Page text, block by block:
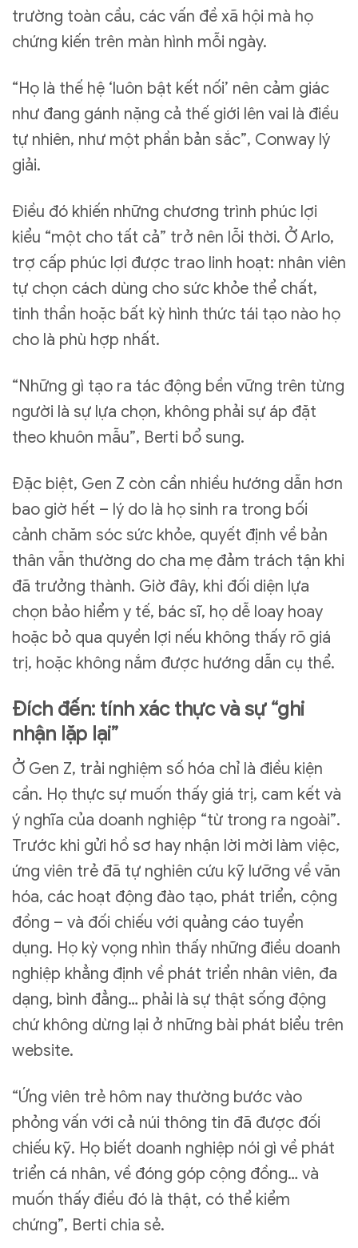
trường toàn cầu, các vấn đề xã hội mà họ
chứng kiến trên màn hình mỗi ngày.
“Họ là thế hệ ‘luôn bật kết nối’ nên cảm giác
như đang gánh nặng cả thế giới lên vai là điều
tự nhiên, như một phần bản sắc”, Conway lý
giải.
Điều đó khiến những chương trình phúc lợi
kiểu “một cho tất cả” trở nên lỗi thời. Ở Arlo,
trợ cấp phúc lợi được trao linh hoạt: nhân viên
tự chọn cách dùng cho sức khỏe thể chất,
tinh thần hoặc bất kỳ hình thức tái tạo nào họ
cho là phù hợp nhất.
“Những gì tạo ra tác động bền vững trên từng
người là sự lựa chọn, không phải sự áp đặt
theo khuôn mẫu”, Berti bổ sung.
Đặc biệt, Gen Z còn cần nhiều hướng dẫn hơn
bao giờ hết – lý do là họ sinh ra trong bối
cảnh chăm sóc sức khỏe, quyết định về bản
thân vẫn thường do cha mẹ đảm trách tận khi
đã trưởng thành. Giờ đây, khi đối diện lựa
chọn bảo hiểm y tế, bác sĩ, họ dễ loay hoay
hoặc bỏ qua quyền lợi nếu không thấy rõ giá
trị, hoặc không nắm được hướng dẫn cụ thể.
Đích đến: tính xác thực và sự “ghi
nhận lặp lại”
Ở Gen Z, trải nghiệm số hóa chỉ là điều kiện
cần. Họ thực sự muốn thấy giá trị, cam kết và
ý nghĩa của doanh nghiệp “từ trong ra ngoài”.
Trước khi gửi hồ sơ hay nhận lời mời làm việc,
ứng viên trẻ đã tự nghiên cứu kỹ lưỡng về văn
hóa, các hoạt động đào tạo, phát triển, cộng
đồng – và đối chiếu với quảng cáo tuyển
dụng. Họ kỳ vọng nhìn thấy những điều doanh
nghiệp khẳng định về phát triển nhân viên, đa
dạng, bình đẳng… phải là sự thật sống động
chứ không dừng lại ở những bài phát biểu trên
website.
“Ứng viên trẻ hôm nay thường bước vào
phỏng vấn với cả núi thông tin đã được đối
chiếu kỹ. Họ biết doanh nghiệp nói gì về phát
triển cá nhân, về đóng góp cộng đồng… và
muốn thấy điều đó là thật, có thể kiểm
chứng”, Berti chia sẻ.